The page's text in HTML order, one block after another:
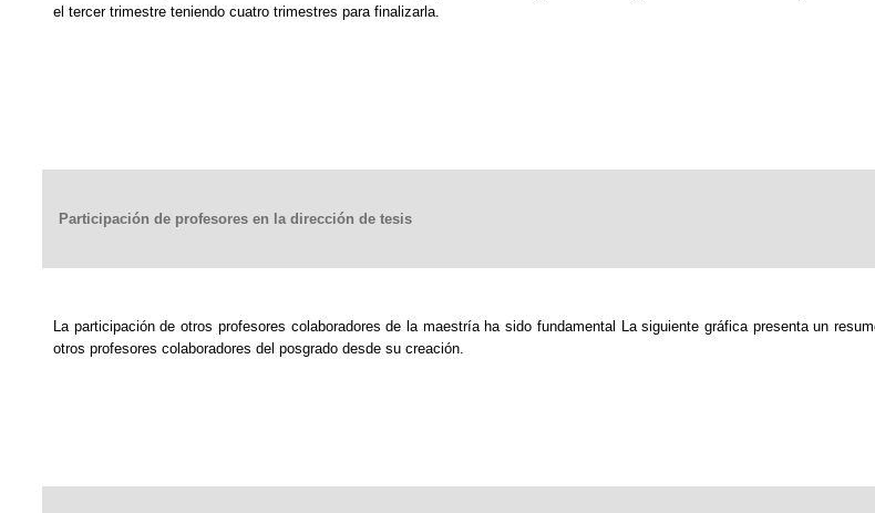
el tercer trimestre teniendo cuatro trimestres para finalizarla.
Participación de profesores en la dirección de tesis
La participación de otros profesores colaboradores de la maestría ha sido fundamental La siguiente gráfica presenta un
otros profesores colaboradores del posgrado desde su creación.